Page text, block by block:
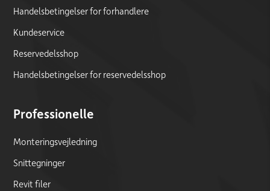
Handelsbetingelser for forhandlere
Kundeservice
Reservedelsshop
Handelsbetingelser for reservedelsshop
Professionelle
Monteringsvejledning
Snittegninger
Revit filer